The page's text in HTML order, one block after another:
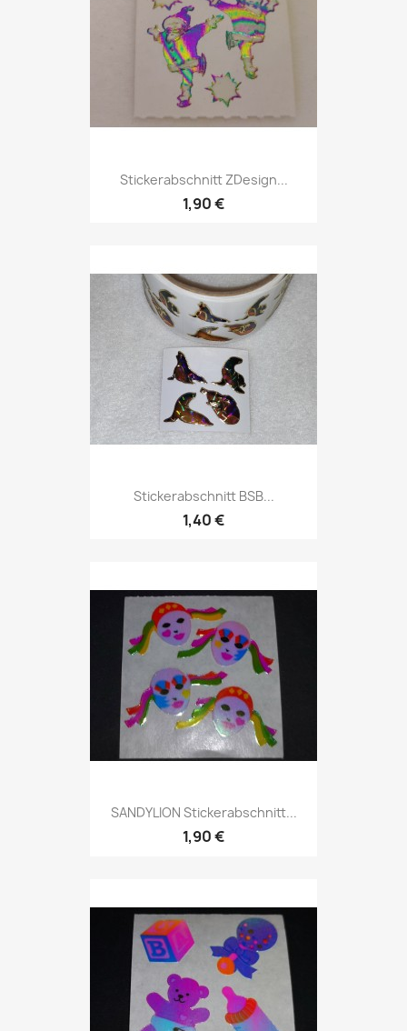
Stickerabschnitt ZDesign...
1,90 €
Stickerabschnitt BSB...
1,40 €
SANDYLION Stickerabschnitt...
1,90 €